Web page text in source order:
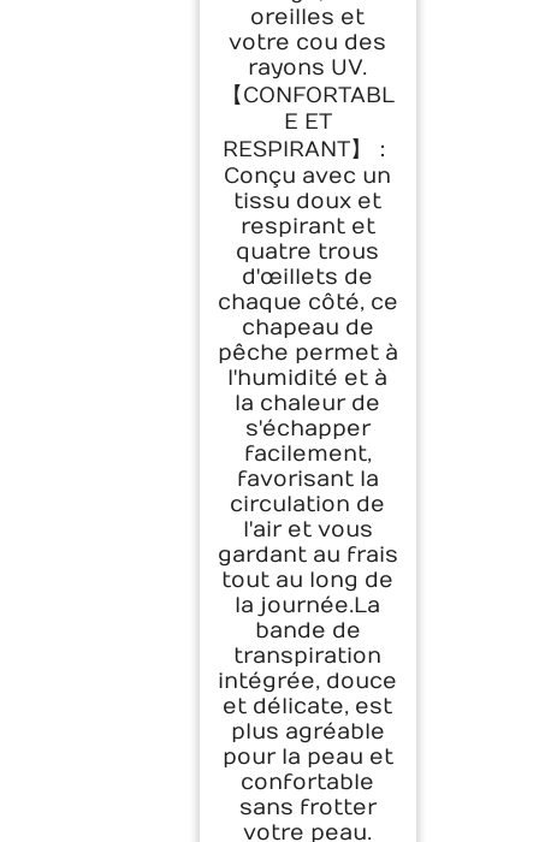
oreilles et
votre cou des
rayons UV.
【CONFORTABL
E ET
RESPIRANT】：
Conçu avec un
tissu doux et
respirant et
quatre trous
d'œillets de
chaque côté, ce
chapeau de
pêche permet à
l'humidité et à
la chaleur de
s'échapper
facilement,
favorisant la
circulation de
l'air et vous
gardant au frais
tout au long de
la journée.La
bande de
transpiration
intégrée, douce
et délicate, est
plus agréable
pour la peau et
confortable
sans frotter
votre peau.